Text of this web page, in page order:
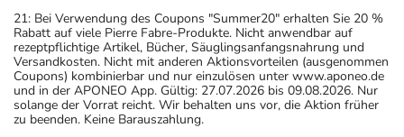
21: Bei Verwendung des Coupons "Summer20" erhalten Sie 20 %
Rabatt auf viele Pierre Fabre-Produkte. Nicht anwendbar auf
rezeptpflichtige Artikel, Bücher, Säuglingsanfangsnahrung und
Versandkosten. Nicht mit anderen Aktionsvorteilen (ausgenommen
Coupons) kombinierbar und nur einzulösen unter www.aponeo.de
und in der APONEO App. Gültig: 27.07.2026 bis 09.08.2026. Nur
solange der Vorrat reicht. Wir behalten uns vor, die Aktion früher
zu beenden. Keine Barauszahlung.